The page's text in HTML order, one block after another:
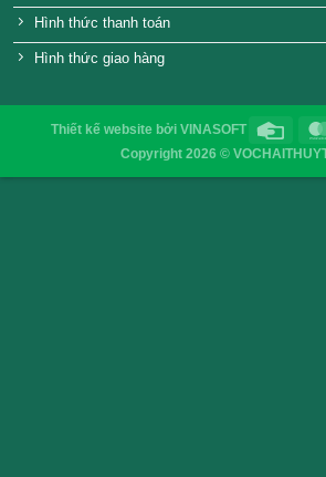
Thuỷ tinh ra đời như thế nào?
Ưu nhược điểm của chai lọ